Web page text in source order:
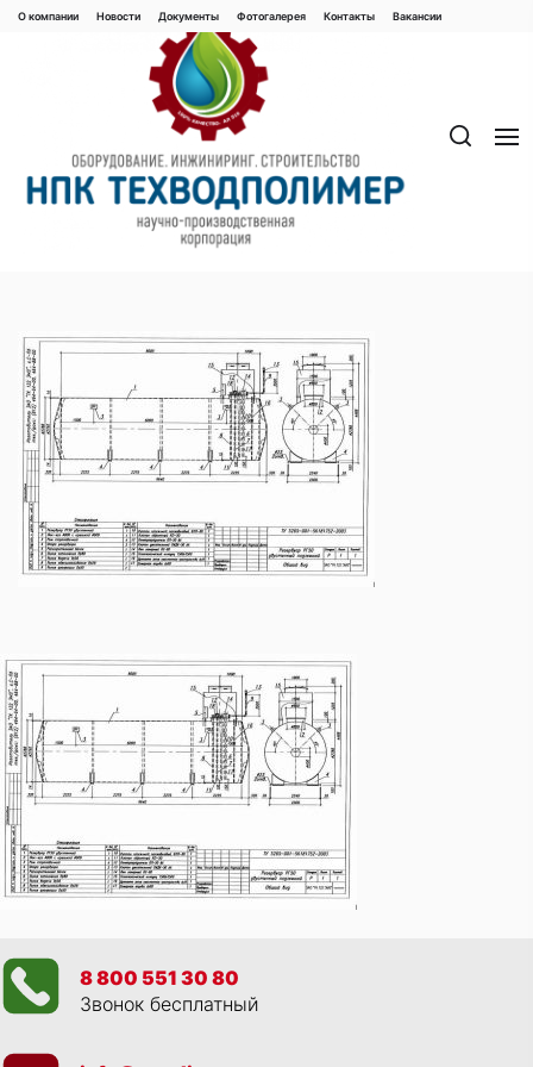
Перейти
О компании Новости Документы Фотогалерея Контaкты Вакaнсии
8 800 551 30 80
Звонок бесплатный